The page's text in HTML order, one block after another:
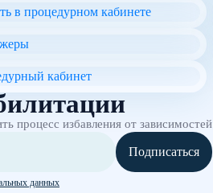
процесс избавления от зависимостей
Подписаться
данных